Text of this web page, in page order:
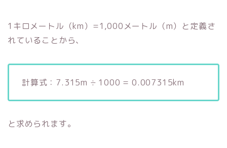
1キロメートル（km）=1,000メートル（m）と定義さ
れていることから、
計算式：7.315m ÷ 1000 = 0.007315km
と求められます。